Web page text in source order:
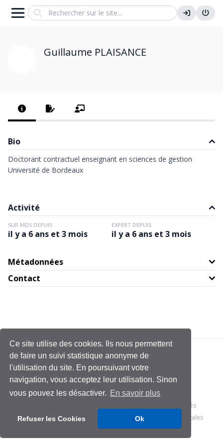
Ce site utilise des cookies. Ils nous permettent
de faire un suivi statistique anonyme de
l'utilisation du site. En poursuivant votre
navigation, vous acceptez leur utilisation. Sinon
vous pouvez les désactiver. En savoir plus
Refuser les Cookies Ok
Search
Guillaume PLAISANCE
Bio
Doctorant contractuel enseignant en sciences de gestion
Université de Bordeaux
Activité
SUR MDS DEPUIS
il y a 6 ans et 3 mois
EXPERT DEPUIS
il y a 6 ans et 3 mois
Métadonnées
Contact
- Tous droits réservés
Conditions généralesPolitique de confidentialité Mentions légales